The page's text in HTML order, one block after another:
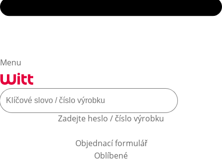
Menu
Zadejte heslo / číslo výrobku
Objednací formulář
Oblíbené